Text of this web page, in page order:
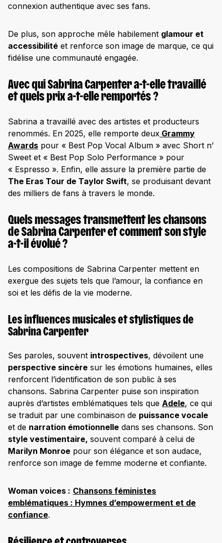
connexion authentique avec ses fans.
De plus, son approche mêle habilement glamour et
accessibilité et renforce son image de marque, ce qui
fidélise une communauté engagée. ​
Avec qui Sabrina Carpenter a-t-elle travaillé
et quels prix a-t-elle remportés ?
Sabrina a travaillé avec des artistes et producteurs
renommés. En 2025, elle remporte deux Grammy
Awards pour « Best Pop Vocal Album » avec Short n’
Sweet et « Best Pop Solo Performance » pour
« Espresso ». ​Enfin, elle assure la première partie de
The Eras Tour de Taylor Swift, se produisant devant
des milliers de fans à travers le monde.​
Quels messages transmettent les chansons
de Sabrina Carpenter et comment son style
a-t-il évolué ?
Les compositions de Sabrina Carpenter mettent en
exergue des sujets tels que l’amour, la confiance en
soi et les défis de la vie moderne.
Les influences musicales et stylistiques de
Sabrina Carpenter
Ses paroles, souvent introspectives, dévoilent une
perspective sincère sur les émotions humaines, elles
renforcent l’identification de son public à ses
chansons.​ Sabrina Carpenter puise son inspiration
auprès d’artistes emblématiques tels que Adele, ce qui
se traduit par une combinaison de puissance vocale
et de narration émotionnelle dans ses chansons. Son
style vestimentaire, souvent comparé à celui de
Marilyn Monroe pour son élégance et son audace,
renforce son image de femme moderne et confiante. ​
Woman voices : Chansons féministes
emblématiques : Hymnes d’empowerment et de
confiance.